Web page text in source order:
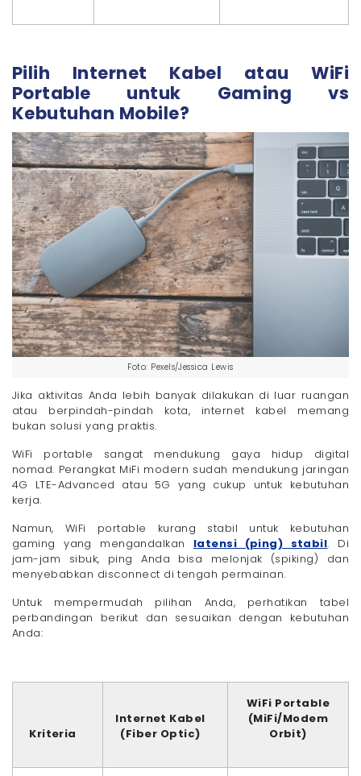
Pilih Internet Kabel atau WiFi
Portable untuk Gaming vs
Kebutuhan Mobile?
Foto: Pexels/Jessica Lewis
Jika aktivitas Anda lebih banyak dilakukan di luar ruangan
atau berpindah-pindah kota, internet kabel memang
bukan solusi yang praktis.
WiFi portable sangat mendukung gaya hidup digital
nomad. Perangkat MiFi modern sudah mendukung jaringan
4G LTE-Advanced atau 5G yang cukup untuk kebutuhan
kerja.
Namun, WiFi portable kurang stabil untuk kebutuhan
gaming yang mengandalkan latensi (ping) stabil. Di
jam-jam sibuk, ping Anda bisa melonjak (spiking) dan
menyebabkan disconnect di tengah permainan.
Untuk mempermudah pilihan Anda, perhatikan tabel
perbandingan berikut dan sesuaikan dengan kebutuhan
Anda:
Kriteria
Internet Kabel
(Fiber Optic)
WiFi Portable
(MiFi/Modem
Orbit)